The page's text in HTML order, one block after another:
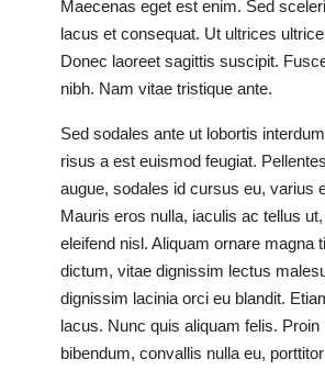
Maecenas eget est enim. Sed
lacus et consequat. Ut ultrices
Donec laoreet sagittis suscipit.
nibh. Nam vitae tristique ante.
Sed sodales ante ut lobortis
risus a est euismod feugiat.
augue, sodales id cursus eu, varius
Mauris eros nulla, iaculis ac tellus
eleifend nisl. Aliquam ornare magna
dictum, vitae dignissim lectus
dignissim lacinia orci eu blandit.
lacus. Nunc quis aliquam felis. Proin
bibendum, convallis nulla eu,